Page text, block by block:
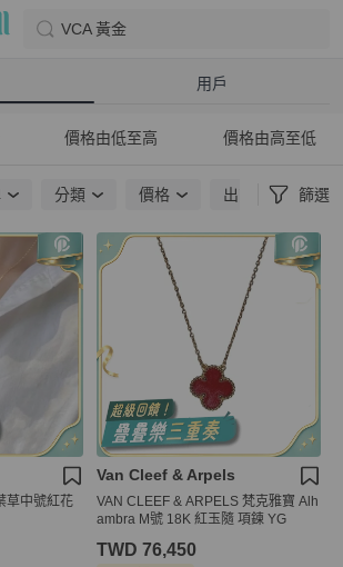
VCA 黃金
用戶
價格由低至高 價格由高至低
分類 價格 出貨地點 篩選
草中號紅花
Van Cleef & Arpels
VAN CLEEF & ARPELS 梵克雅寶 Alh
ambra M號 18K 紅玉隨 項鍊 YG
TWD 76,450